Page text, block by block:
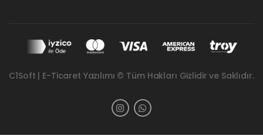
C1Soft | E-Ticaret Yazılımı © Tüm Hakları Gizlidir ve Saklıdır.